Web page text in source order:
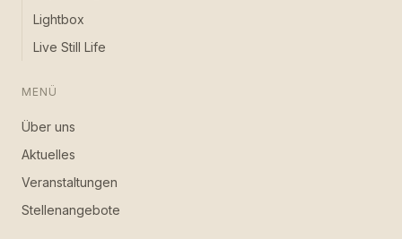
Lightbox
Live Still Life
MENÜ
Über uns
Aktuelles
Veranstaltungen
Stellenangebote